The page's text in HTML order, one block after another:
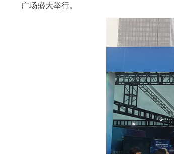
广场盛大举行。